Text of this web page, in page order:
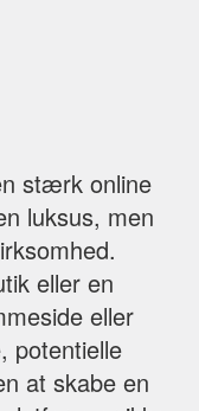
stærk online
luksus, men
eller en
eller
potentielle
at skabe en